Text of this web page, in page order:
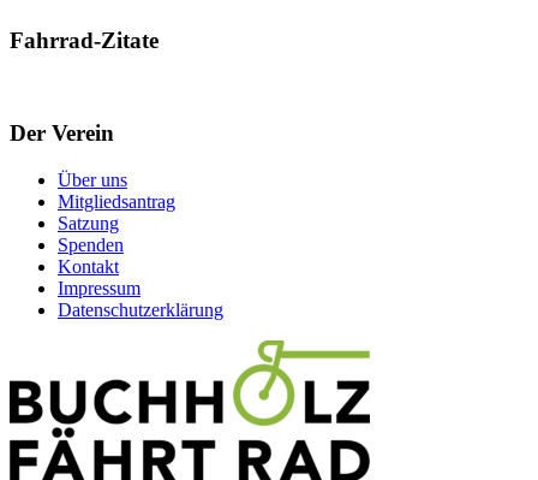
Fahrrad-Zitate
Der Verein
Über uns
Mitgliedsantrag
Satzung
Spenden
Kontakt
Impressum
Datenschutzerklärung